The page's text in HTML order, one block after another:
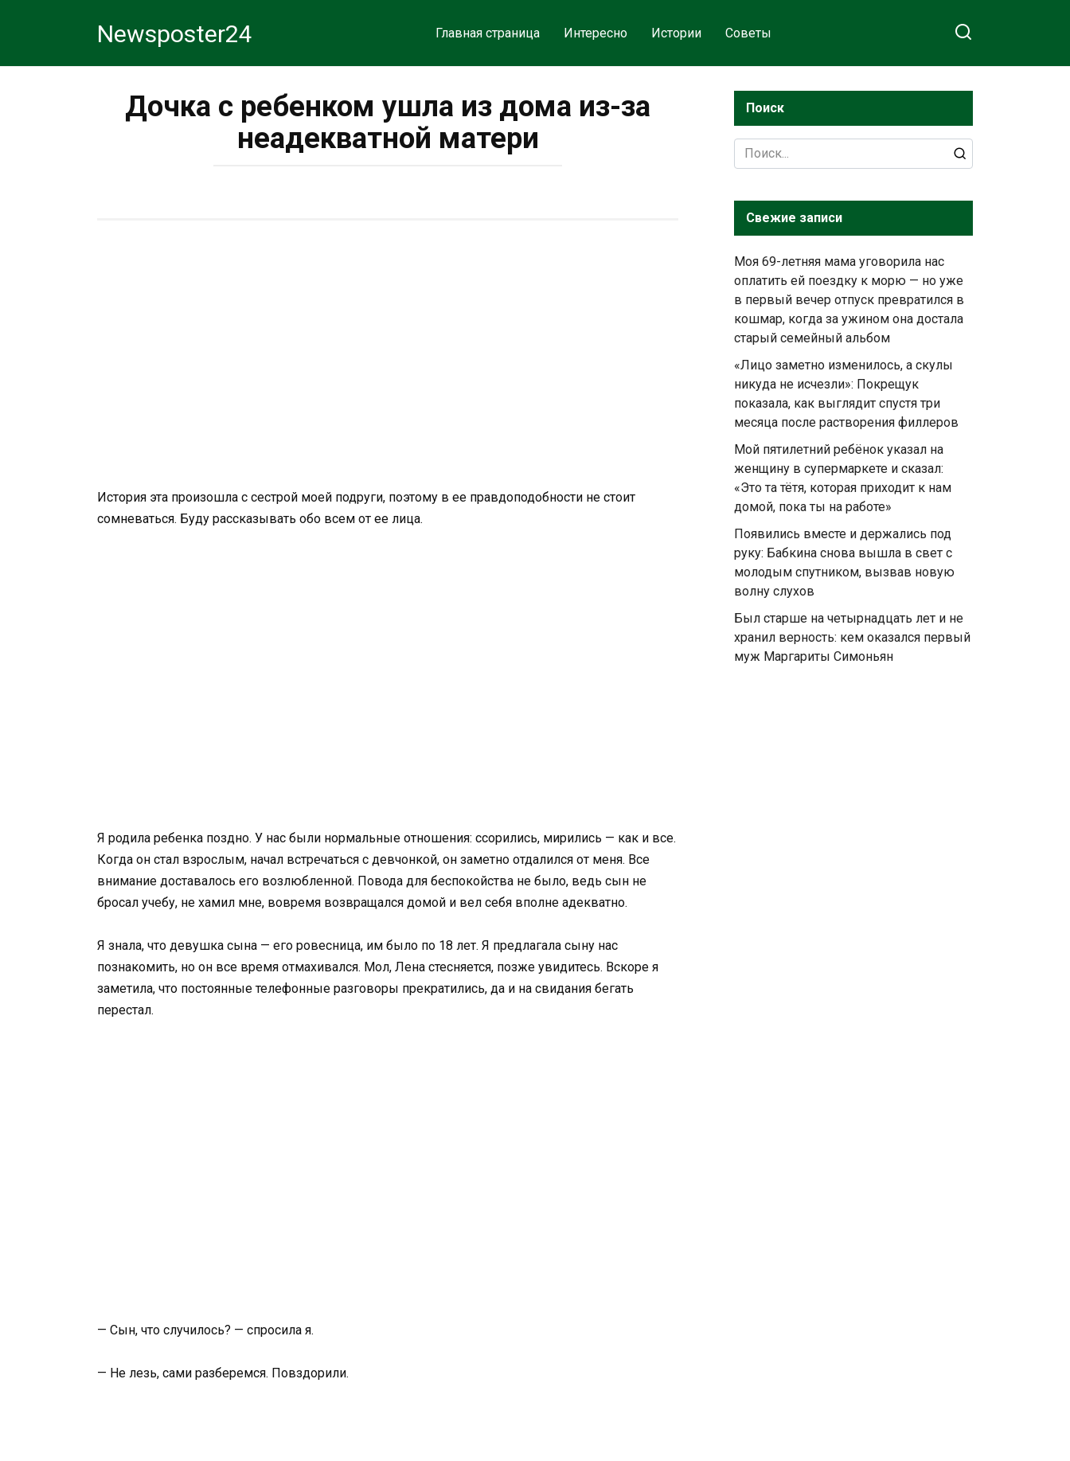
Newsposter24 Главная страница Интересно Истории Советы
Дочка с ребенком ушла из дома из-за
неадекватной матери
История эта произошла с сестрой моей подруги, поэтому в ее правдоподобности не стоит
сомневаться. Буду рассказывать обо всем от ее лица.
Я родила ребенка поздно. У нас были нормальные отношения: ссорились, мирились — как и все.
Когда он стал взрослым, начал встречаться с девчонкой, он заметно отдалился от меня. Все
внимание доставалось его возлюбленной. Повода для беспокойства не было, ведь сын не
бросал учебу, не хамил мне, вовремя возвращался домой и вел себя вполне адекватно.
Я знала, что девушка сына — его ровесница, им было по 18 лет. Я предлагала сыну нас
познакомить, но он все время отмахивался. Мол, Лена стесняется, позже увидитесь. Вскоре я
заметила, что постоянные телефонные разговоры прекратились, да и на свидания бегать
перестал.
— Сын, что случилось? — спросила я.
— Не лезь, сами разберемся. Повздорили.
Поиск
Search
for:
Свежие записи
Моя 69-летняя мама уговорила нас
оплатить ей поездку к морю — но уже
в первый вечер отпуск превратился в
кошмар, когда за ужином она достала
старый семейный альбом
«Лицо заметно изменилось, а скулы
никуда не исчезли»: Покрещук
показала, как выглядит спустя три
месяца после растворения филлеров
Мой пятилетний ребёнок указал на
женщину в супермаркете и сказал:
«Это та тётя, которая приходит к нам
домой, пока ты на работе»
Появились вместе и держались под
руку: Бабкина снова вышла в свет с
молодым спутником, вызвав новую
волну слухов
Был старше на четырнадцать лет и не
хранил верность: кем оказался первый
муж Маргариты Симоньян